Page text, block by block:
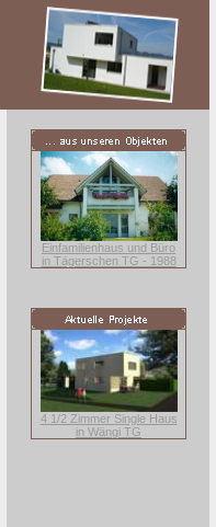
Einfamilienhaus und Büro
in Tägerschen TG - 1988
4 1/2 Zimmer Single Haus
in Wängi TG